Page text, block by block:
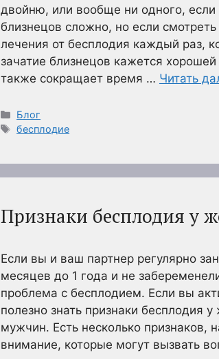
двойню, или вообще ни одного,
близнецов сложно, но если
лечения от бесплодия каждый раз,
зачатие близнецов кажется
также сокращает время … Читать
Рубрики
Блог
Метки
бесплодие
Признаки бесплодия у
Если вы и ваш партнер регулярно
месяцев до 1 года и не
проблема с бесплодием. Если вы
полезно знать признаки бесплодия
мужчин. Есть несколько признаков,
внимание, которые могут вызвать